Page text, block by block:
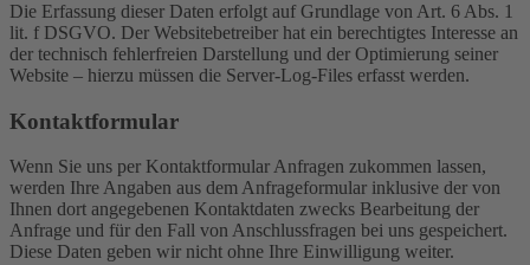
Die Erfassung dieser Daten erfolgt auf Grundlage von Art. 6 Abs. 1
lit. f DSGVO. Der Websitebetreiber hat ein berechtigtes Interesse an
der technisch fehlerfreien Darstellung und der Optimierung seiner
Website – hierzu müssen die Server-Log-Files erfasst werden.
Kontaktformular
Wenn Sie uns per Kontaktformular Anfragen zukommen lassen,
werden Ihre Angaben aus dem Anfrageformular inklusive der von
Ihnen dort angegebenen Kontaktdaten zwecks Bearbeitung der
Anfrage und für den Fall von Anschlussfragen bei uns gespeichert.
Diese Daten geben wir nicht ohne Ihre Einwilligung weiter.